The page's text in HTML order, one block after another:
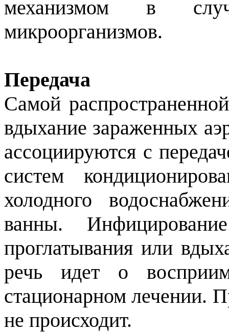
механизмом в
микроорганизмов.
Передача
Самой
вдыхание зараженных
ассоциируются с
систем
холодного
ванны.
проглатывания или
речь идет о
стационарном лечении.
не происходит.